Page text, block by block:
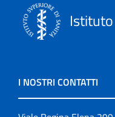
I NOSTRI CONTATTI